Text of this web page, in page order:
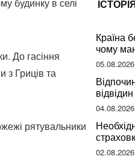
До гасіння
з Гриців та
рятувальники
Країна
чому
05.08.2026
04.08.2026
подорож
02.08.2026